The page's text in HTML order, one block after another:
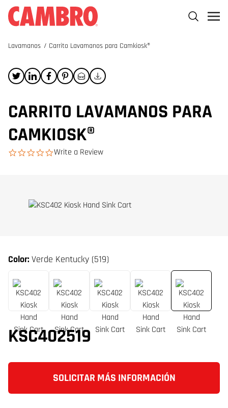
Lavamanos / Carrito Lavamanos para Camkiosk®
CARRITO LAVAMANOS PARA
CAMKIOSK®
0.0 star rating
Write a Review
Color: Verde Kentucky (519)
KSC402519
SOLICITAR MÁS INFORMACIÓN